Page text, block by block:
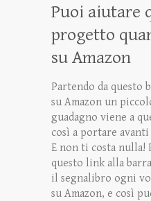
Puoi aiutare
progetto
su Amazon
Partendo da questo
su Amazon un
guadagno viene a
così a portare
E non ti costa nulla!
questo link alla
il segnalibro ogni
su Amazon, e così